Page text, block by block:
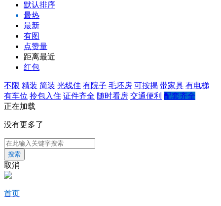
默认排序
最热
最新
有图
点赞量
距离最近
红包
不限 精装 简装 光线佳 有院子 毛坯房 可按揭 带家具 有电梯
有车位 拎包入住 证件齐全 随时看房 交通便利 配套齐全
正在加载
没有更多了
搜索
取消
首页